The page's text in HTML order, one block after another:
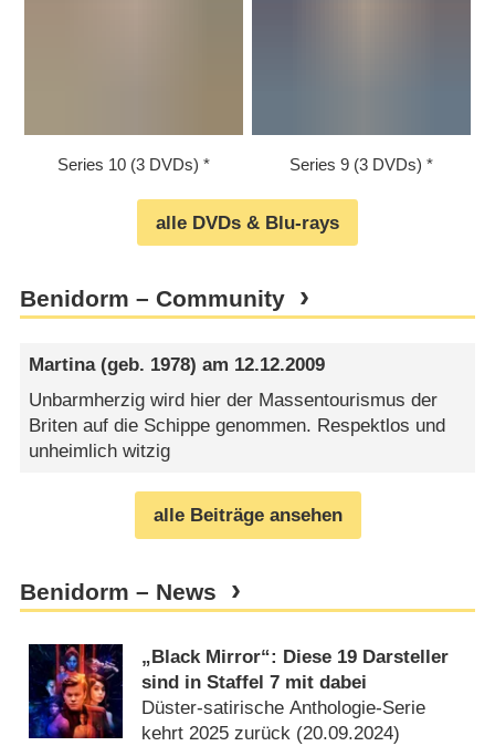
Series 10 (3 DVDs) Series 9 (3 DVDs)
alle DVDs & Blu-rays
Benidorm – Community
Martina(geb. 1978) am 12.12.2009
Unbarmherzig wird hier der Massentourismus der
Briten auf die Schippe genommen. Respektlos und
unheimlich witzig
alle Beiträge ansehen
Benidorm – News
„Black Mirror“: Diese 19 Darsteller
sind in Staffel 7 mit dabei
Düster-satirische Anthologie-Serie
kehrt 2025 zurück (20.09.2024)